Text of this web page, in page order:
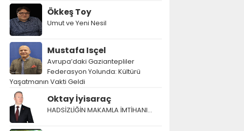
Ökkeş Toy
Umut ve Yeni Nesil
Mustafa Isçel
Avrupa’daki Gaziantepliler
Federasyon Yolunda: Kültürü
Yaşatmanın Vakti Geldi
Oktay İyisaraç
HADSİZLİĞİN MAKAMLA İMTİHANI…